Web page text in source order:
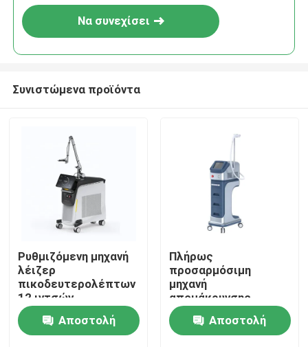
Σπίτι
Προϊόντα
Να συνεχίσει
Συνιστώμενα προϊόντα
Ρυθμιζόμενη μηχανή
λέιζερ
πικοδευτερολέπτων
12 ιντσών
Αποστολή
Πλήρως
προσαρμόσιμη
μηχανή
απομάκρυνσης
τατουάζ με λέιζερ
Picosecond 100-
2000J/Cm2 Εξόραση
Αποστολή